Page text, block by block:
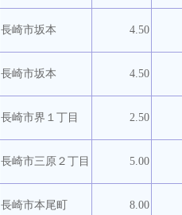
長崎市坂本 4.50
長崎市坂本 4.50
長崎市界１丁目 2.50
長崎市三原２丁目 5.00
長崎市本尾町 8.00